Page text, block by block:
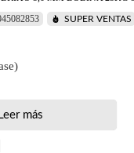
SUPER VENTAS
Leer más